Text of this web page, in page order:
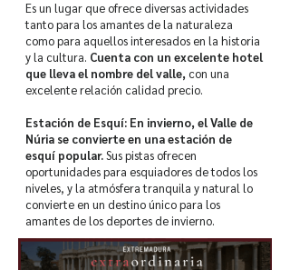
Es un lugar que ofrece diversas actividades
tanto para los amantes de la naturaleza
como para aquellos interesados en la historia
y la cultura. Cuenta con un excelente hotel
que lleva el nombre del valle, con una
excelente relación calidad precio.
Estación de Esquí: En invierno, el Valle de
Núria se convierte en una estación de
esquí popular.Sus pistas ofrecen
oportunidades para esquiadores de todos los
niveles, y la atmósfera tranquila y natural lo
convierte en un destino único para los
amantes de los deportes de invierno.